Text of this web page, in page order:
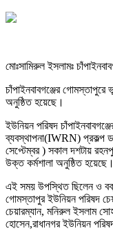
মোঃসামিরুল ইসলামঃ
চাঁপাইনবাবগঞ্জের গোমস্তাপুরে
অনুষ্ঠিত হয়েছে।
ইউনিয়ন পরিষদ
ব্যবস্থাপনা(IWRN) প্রকল্প
সেপ্টেম্বর ) সকাল দশটায়
উক্ত কর্মশালা অনুষ্ঠিত হয়েছে।
এই সময় উপস্থিত ছিলেন ও
গোমস্তাপুর ইউনিয়ন পরিষদ
চেয়ারম্যান, মনিরুল ইসলাম
হোসেন,রাধানগর ইউনিয়ন